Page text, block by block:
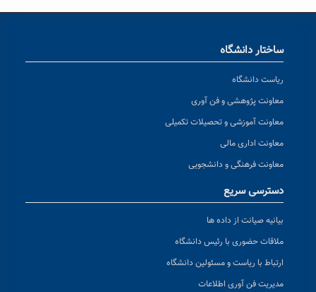
ساختار دانشگاه
ریاست دانشگاه
معاونت پژوهشی و فن آوری
معاونت آموزشی و تحصیلات تکمیلی
معاونت اداری مالی
معاونت فرهنگی و دانشجویی
دسترسی سریع
بیانیه صیانت از داده ها
ملاقات حضوری با رئیس دانشگاه
ارتباط با ریاست و مسئولین دانشگاه
مدیریت فن آوری اطلاعات